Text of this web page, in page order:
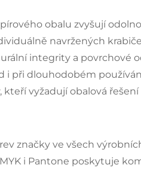
obalu zvyšují
navržených
integrity a povrchové
i při dlouhodobém
vyžadují obalová řešení
značky ve všech
i Pantone poskytuje